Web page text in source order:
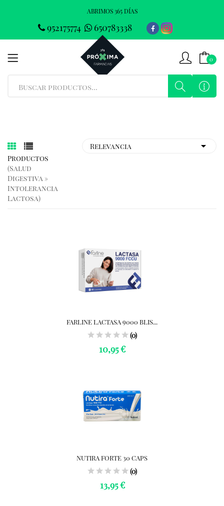
ABRIMOS 365 DÍAS
952175774 650783338
0
Productos
(salud
Digestiva »
Intolerancia
Lactosa)
FARLINE LACTASA 9000 BLIS...
(0)
10,95 €
NUTIRA FORTE 30 CAPS
(0)
13,95 €